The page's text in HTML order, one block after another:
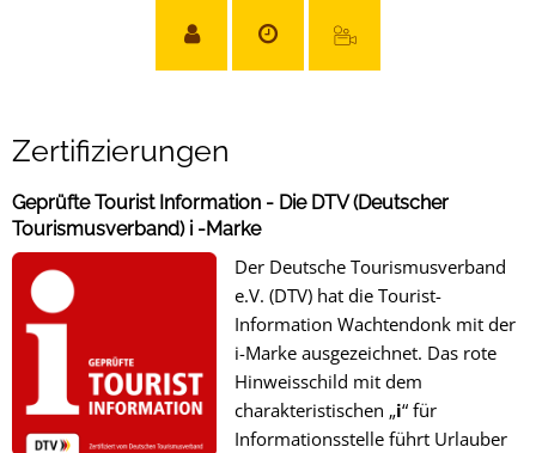
Zertifizierungen
Zertifizierungen
Geprüfte Tourist Information - Die DTV (Deutscher
Tourismusverband) i -Marke
Der Deutsche Tourismusverband
e.V. (DTV) hat die Tourist-
Information Wachtendonk mit der
i-Marke ausgezeichnet. Das rote
Hinweisschild mit dem
charakteristischen „i“ für
Informationsstelle führt Urlauber